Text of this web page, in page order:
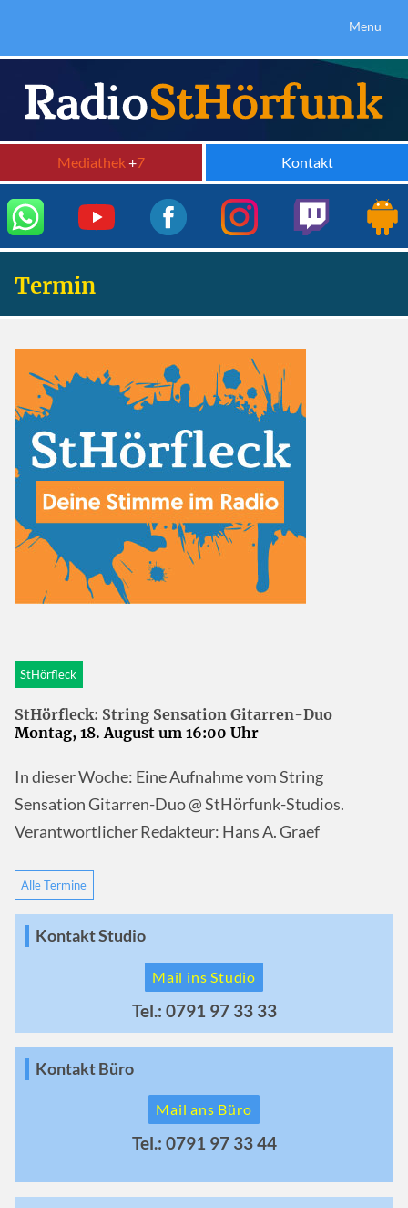
Menu
Mediathek+7 Kontakt
Termin
StHörfleck
StHörfleck: String Sensation Gitarren-Duo
Montag, 18. August um 16:00 Uhr
In dieser Woche: Eine Aufnahme vom String
Sensation Gitarren-Duo @ StHörfunk-Studios.
Verantwortlicher Redakteur: Hans A. Graef
Alle Termine
Kontakt Studio
Mail ins Studio
Tel.: 0791 97 33 33
Kontakt Büro
Mail ans Büro
Tel.: 0791 97 33 44